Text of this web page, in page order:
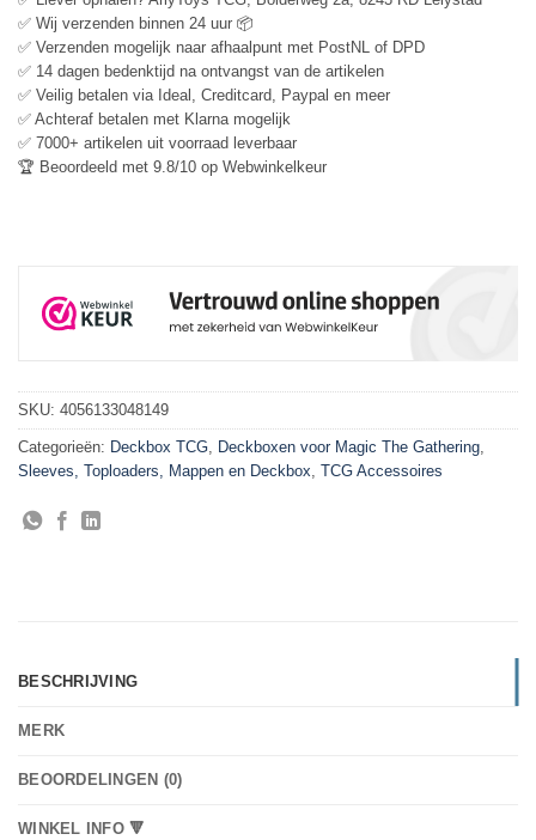
✅ Wij verzenden binnen 24 uur 📦
✅ Verzenden mogelijk naar afhaalpunt met PostNL of DPD
✅ 14 dagen bedenktijd na ontvangst van de artikelen
✅ Veilig betalen via Ideal, Creditcard, Paypal en meer
✅ Achteraf betalen met Klarna mogelijk
✅ 7000+ artikelen uit voorraad leverbaar
🏆 Beoordeeld met 9.8/10 op Webwinkelkeur
SKU: 4056133048149
Categorieën: Deckbox TCG, Deckboxen voor Magic The Gathering,
Sleeves, Toploaders, Mappen en Deckbox, TCG Accessoires
BESCHRIJVING
MERK
BEOORDELINGEN (0)
WINKEL INFO 🔻